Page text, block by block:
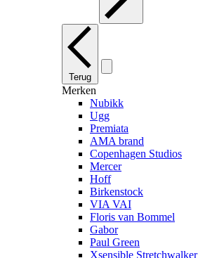
Terug
Merken
Nubikk
Ugg
Premiata
AMA brand
Copenhagen Studios
Mercer
Hoff
Birkenstock
VIA VAI
Floris van Bommel
Gabor
Paul Green
Xsensible Stretchwalker